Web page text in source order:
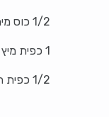
1/2 כוס מים (כ-120 מ"ל)
1 כפית מיץ לימון
1/2 כפית תמצית וניל